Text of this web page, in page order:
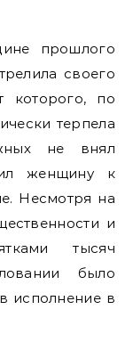
прошлого
своего
которого, по
терпела
не внял
женщину к
Несмотря на
и
тысяч
было
исполнение в